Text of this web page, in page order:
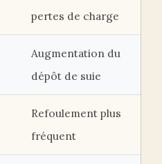
pertes de charge
Augmentation du
dépôt de suie
Refoulement plus
fréquent